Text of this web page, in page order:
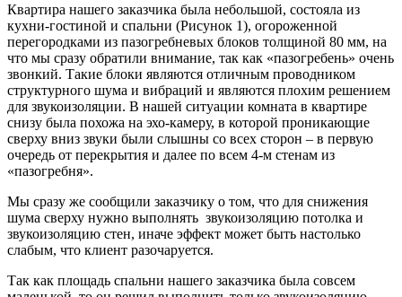
Квартира нашего заказчика была небольшой, состояла из
кухни-гостиной и спальни (Рисунок 1), огороженной
перегородками из пазогребневых блоков толщиной 80 мм, на
что мы сразу обратили внимание, так как «пазогребень» очень
звонкий. Такие блоки являются отличным проводником
структурного шума и вибраций и являются плохим решением
для звукоизоляции. В нашей ситуации комната в квартире
снизу была похожа на эхо-камеру, в которой проникающие
сверху вниз звуки были слышны со всех сторон – в первую
очередь от перекрытия и далее по всем 4-м стенам из
«пазогребня».
Мы сразу же сообщили заказчику о том, что для снижения
шума сверху нужно выполнять звукоизоляцию потолка и
звукоизоляцию стен, иначе эффект может быть настолько
слабым, что клиент разочаруется.
Так как площадь спальни нашего заказчика была совсем